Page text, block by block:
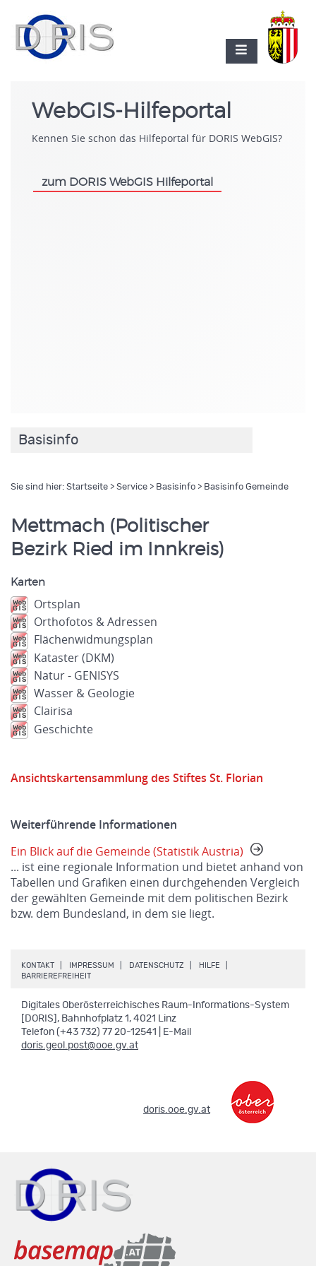
WebGIS-Hilfeportal
Kennen Sie schon das Hilfeportal für DORIS WebGIS?
zum DORIS WebGIS Hilfeportal
Basisinfo
Sie sind hier: Startseite > Service > Basisinfo > Basisinfo Gemeinde
Mettmach (Politischer
Bezirk Ried im Innkreis)
Karten
Ortsplan
Orthofotos & Adressen
Flächenwidmungsplan
Kataster (DKM)
Natur - GENISYS
Wasser & Geologie
Clairisa
Geschichte
Ansichtskartensammlung des Stiftes St. Florian
Weiterführende Informationen
Ein Blick auf die Gemeinde (Statistik Austria)
... ist eine regionale Information und bietet anhand von
Tabellen und Grafiken einen durchgehenden Vergleich
der gewählten Gemeinde mit dem politischen Bezirk
bzw. dem Bundesland, in dem sie liegt.
KONTAKT IMPRESSUM DATENSCHUTZ HILFE
BARRIEREFREIHEIT.
Digitales Oberösterreichisches Raum-Informations-System
[DORIS], Bahnhofplatz 1, 4021 Linz
Telefon (+43 732) 77 20-12541 | E-Mail
doris.geol.post@ooe.gv.at
doris.ooe.gv.at.